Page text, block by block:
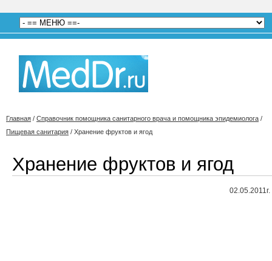
Главная / Справочник помощника санитарного врача и помощника эпидемиолога /
Пищевая санитария / Хранение фруктов и ягод
Хранение фруктов и ягод
02.05.2011г.